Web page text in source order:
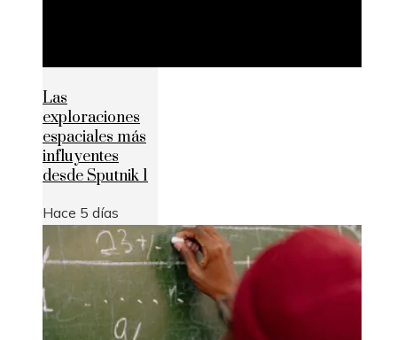
Las
exploraciones
espaciales más
influyentes
desde Sputnik 1
Hace 5 días